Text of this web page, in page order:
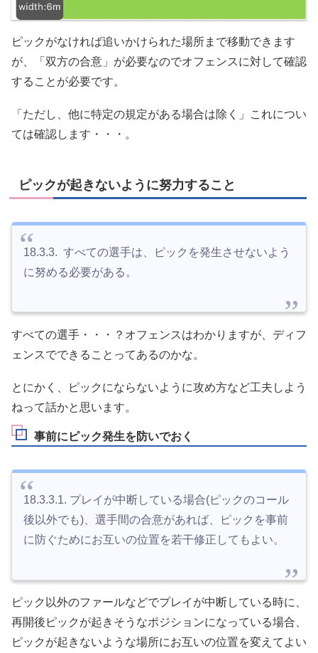
ピックがなければ追いかけられた場所まで移動できます
が、「双方の合意」が必要なのでオフェンスに対して確認
することが必要です。
「ただし、他に特定の規定がある場合は除く」これについ
ては確認します・・・。
ピックが起きないように努力すること
18.3.3. すべての選手は、ピックを発生させないよう
に努める必要がある。
すべての選手・・・？オフェンスはわかりますが、ディフ
ェンスでできることってあるのかな。
とにかく、ピックにならないように攻め方など工夫しよう
ねって話かと思います。
事前にピック発生を防いでおく
18.3.3.1. プレイが中断している場合(ピックのコール
後以外でも)、選手間の合意があれば、ピックを事前
に防ぐためにお互いの位置を若干修正してもよい。
ピック以外のファールなどでプレイが中断している時に、
再開後ピックが起きそうなポジションになっている場合、
ピックが起きないような場所にお互いの位置を変えてよい